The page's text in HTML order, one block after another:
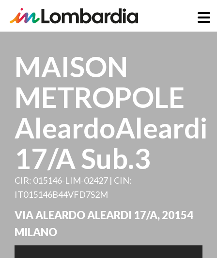
contenuto
principale
MAISON
METROPOLE
AleardoAleardi
17/A Sub.3
CIR: 015146-LIM-02427 | CIN:
IT015146B44VFD7S2M
VIA ALEARDO ALEARDI 17/A,20154
MILANO